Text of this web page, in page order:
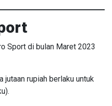
Sport di bulan Maret 2023
jutaan rupiah berlaku untuk